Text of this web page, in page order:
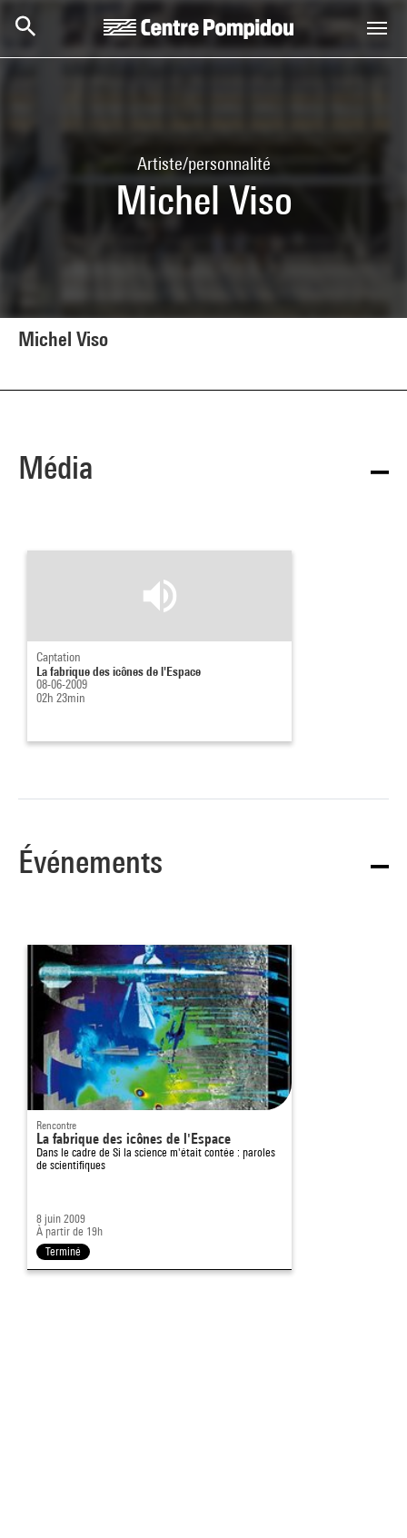
Artiste/personnalité
Michel Viso
Michel Viso
Média
Captation
La fabrique des icônes de l'Espace
08-06-2009
02h 23min
Événements
Rencontre
La fabrique des icônes de l'Espace
Dans le cadre de Si la science m'était contée : paroles
de scientifiques
8 juin 2009
À partir de 19h
Terminé